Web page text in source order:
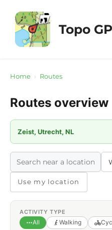
content
Topo
Home › Routes
Routes overview
Zeist, Utrecht, NL
Use my location
ACTIVITY TYPE
All Walking